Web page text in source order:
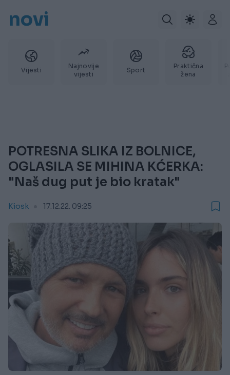
novi
Vijesti
Najnovije
vijesti
Sport
Praktična
žena
POTRESNA SLIKA IZ BOLNICE,
OGLASILA SE MIHINA KĆERKA:
"Naš dug put je bio kratak"
Kiosk 17.12.22. 09:25